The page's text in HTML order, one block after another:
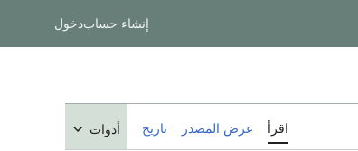
إنشاء حسابدخول
اقرأ عرض المصدر تاريخ أدوات